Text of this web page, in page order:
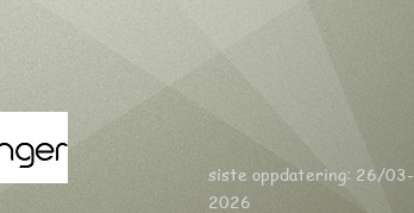
siste oppdatering: 26/03-
2026